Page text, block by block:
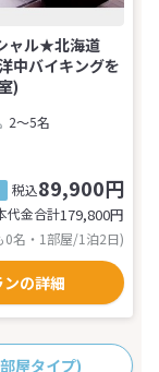
ャル★北海道
中バイキングを
)
2～5名
税込89,900円
代金合計179,800円
0名・1部屋/1泊2日)
ンの詳細
屋タイプ)